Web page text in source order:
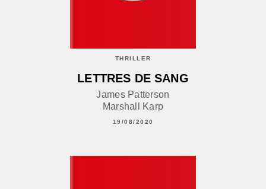
THRILLER
LETTRES DE SANG
James Patterson
Marshall Karp
19/08/2020